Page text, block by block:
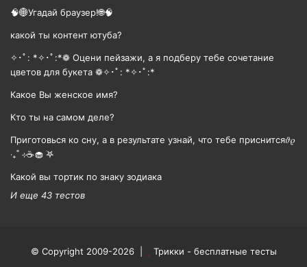
🧠🌐Угадай браузер!🌐🧠
какой ты контент ютуба?
✧･ﾟ: *✧･ﾟ:*❁ Оцени пейзажи, а я подберу тебе сочетание
цветов для букета ❁✧･ﾟ: *✧･ﾟ:*
Какое Вы женское имя?
Кто ты на самом деле?
Приготовься ко сну, а в результате узнай, что тебе приснится𝜗𝜚
‧₊˚ ⊹☕️🧁 ࣪𖤐
Какой вы тортик по знаку зодиака
И еще 43 тестов
© Copyright 2009-2026 | Трикки - бесплатные тесты